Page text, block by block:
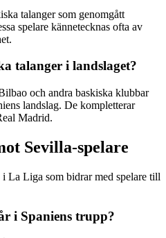
talanger som genomgått
spelare kännetecknas ofta av
talanger i landslaget?
och andra baskiska klubbar
landslag. De kompletterar
Madrid.
Sevilla-spelare
La Liga som bidrar med spelare till
i Spaniens trupp?